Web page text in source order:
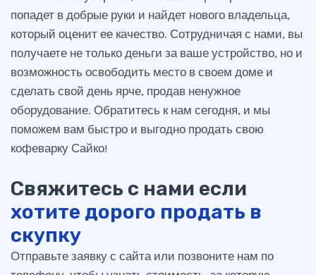
попадет в добрые руки и найдет нового владельца,
который оценит ее качество. Сотрудничая с нами, вы
получаете не только деньги за ваше устройство, но и
возможность освободить место в своем доме и
сделать свой день ярче, продав ненужное
оборудование. Обратитесь к нам сегодня, и мы
поможем вам быстро и выгодно продать свою
кофеварку Сайко!
Свяжитесь с нами если
хотите дорого продать в
скупку
Отправьте заявку с сайта или позвоните нам по